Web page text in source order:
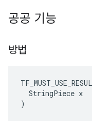
공공 기능
방법
  StringPiece x
)